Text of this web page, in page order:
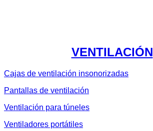
VENTILACIÓN
Cajas de ventilación insonorizadas
Pantallas de ventilación
Ventilación para túneles
Ventiladores portátiles